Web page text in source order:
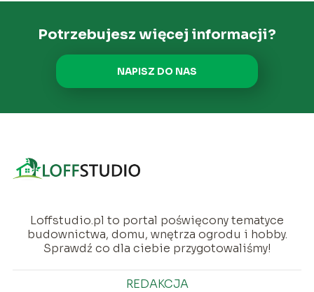
Potrzebujesz więcej informacji?
NAPISZ DO NAS
Loffstudio.pl to portal poświęcony tematyce
budownictwa, domu, wnętrza ogrodu i hobby.
Sprawdź co dla ciebie przygotowaliśmy!
REDAKCJA